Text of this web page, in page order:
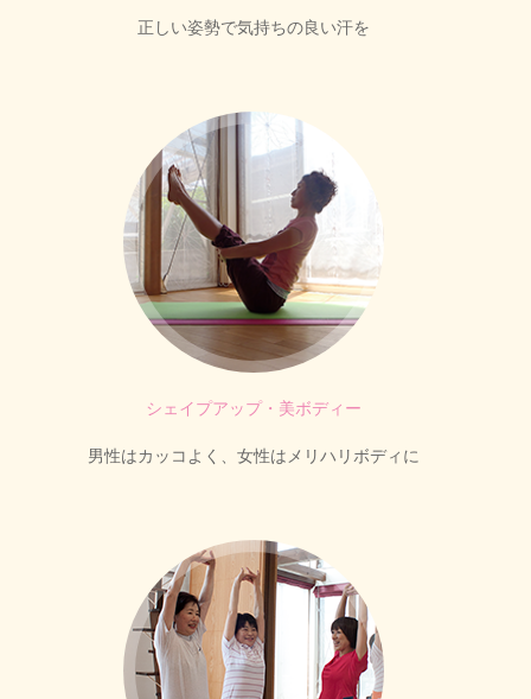
正しい姿勢で気持ちの良い汗を
シェイプアップ・美ボディー
男性はカッコよく、女性はメリハリボディに